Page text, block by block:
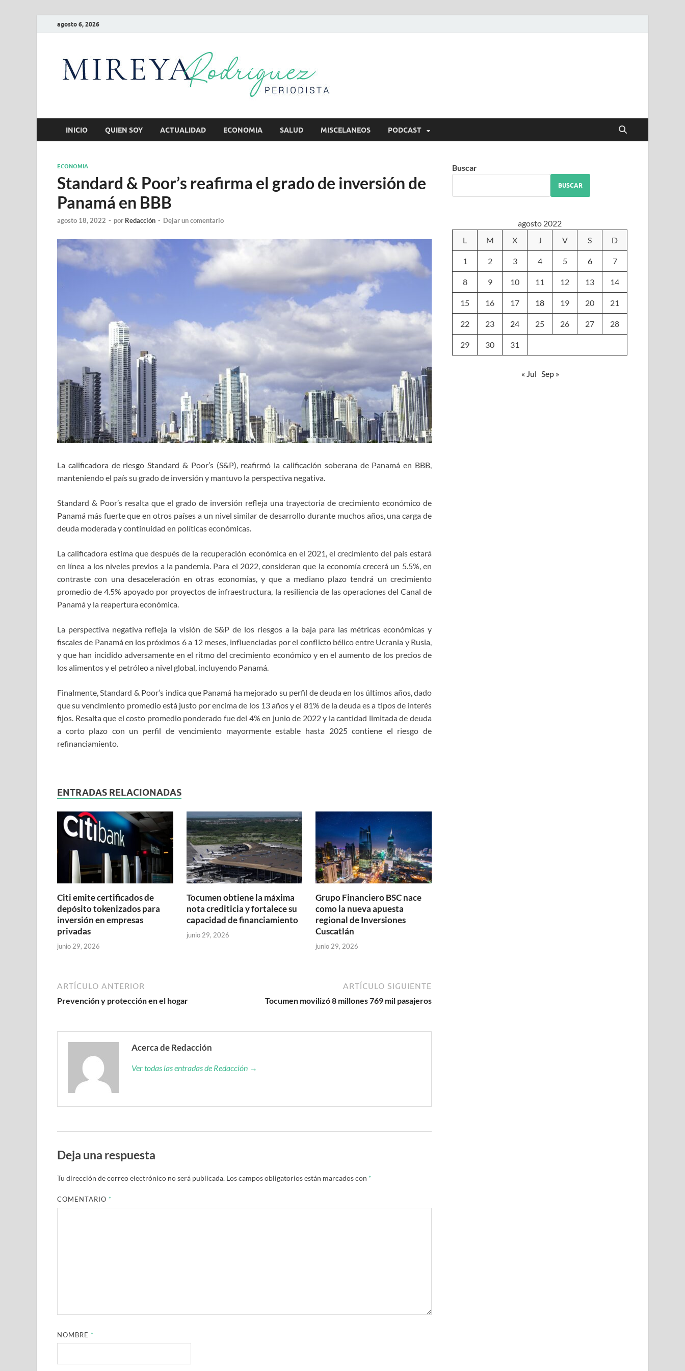
agosto 6, 2026
INICIO QUIEN SOY ACTUALIDAD ECONOMIA SALUD MISCELANEOS PODCAST
ECONOMIA
Standard & Poor’s reafirma el grado de inversión de
Panamá en BBB
agosto 18, 2022 - por Redacción - Dejar un comentario
La calificadora de riesgo Standard & Poor’s (S&P), reafirmó la calificación soberana de Panamá en BBB,
manteniendo el país su grado de inversión y mantuvo la perspectiva negativa.
Standard & Poor’s resalta que el grado de inversión refleja una trayectoria de crecimiento económico de
Panamá más fuerte que en otros países a un nivel similar de desarrollo durante muchos años, una carga de
deuda moderada y continuidad en políticas económicas.
La calificadora estima que después de la recuperación económica en el 2021, el crecimiento del país estará
en línea a los niveles previos a la pandemia. Para el 2022, consideran que la economía crecerá un 5.5%, en
contraste con una desaceleración en otras economías, y que a mediano plazo tendrá un crecimiento
promedio de 4.5% apoyado por proyectos de infraestructura, la resiliencia de las operaciones del Canal de
Panamá y la reapertura económica.
La perspectiva negativa refleja la visión de S&P de los riesgos a la baja para las métricas económicas y
fiscales de Panamá en los próximos 6 a 12 meses, influenciadas por el conflicto bélico entre Ucrania y Rusia,
y que han incidido adversamente en el ritmo del crecimiento económico y en el aumento de los precios de
los alimentos y el petróleo a nivel global, incluyendo Panamá.
Finalmente, Standard & Poor’s indica que Panamá ha mejorado su perfil de deuda en los últimos años, dado
que su vencimiento promedio está justo por encima de los 13 años y el 81% de la deuda es a tipos de interés
fijos. Resalta que el costo promedio ponderado fue del 4% en junio de 2022 y la cantidad limitada de deuda
a corto plazo con un perfil de vencimiento mayormente estable hasta 2025 contiene el riesgo de
refinanciamiento.
ENTRADAS RELACIONADAS
Citi emite certificados de
depósito tokenizados para
inversión en empresas
privadas
junio 29, 2026
Tocumen obtiene la máxima
nota crediticia y fortalece su
capacidad de financiamiento
junio 29, 2026
Grupo Financiero BSC nace
como la nueva apuesta
regional de Inversiones
Cuscatlán
junio 29, 2026
ARTÍCULO ANTERIOR
Prevención y protección en el hogar
ARTÍCULO SIGUIENTE
Tocumen movilizó 8 millones 769 mil pasajeros
Acerca de Redacción
Ver todas las entradas de Redacción →
Deja una respuesta
Tu dirección de correo electrónico no será publicada. Los campos obligatorios están marcados con *
COMENTARIO *
NOMBRE *
Buscar
BUSCAR
agosto 2022
L
M X J V S D
1 2 3 4 5 6 7
8 9 10 11 12 13 14
15 16 17 18 19 20 21
22 23 24 25 26 27 28
29 30 31
« Jul Sep »